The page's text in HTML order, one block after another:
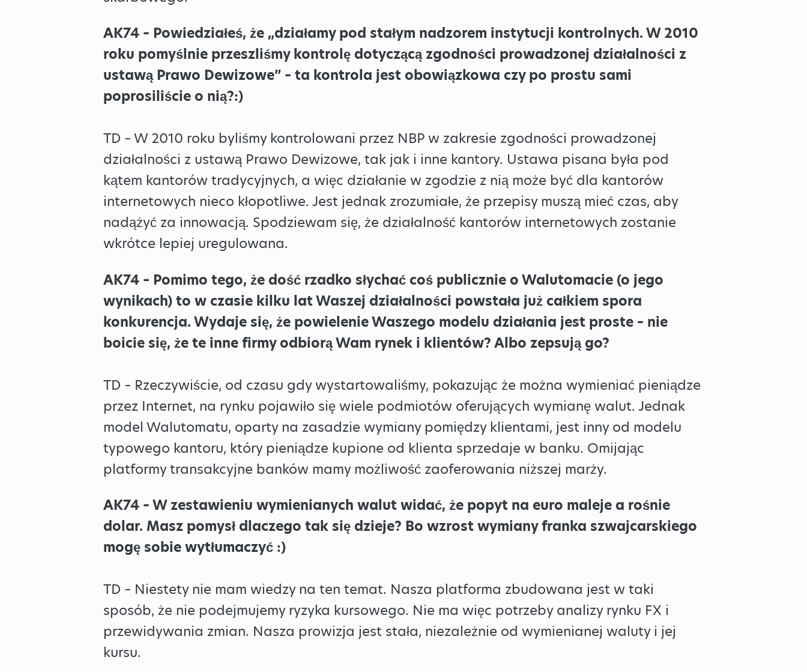
AK74 – Powiedziałeś, że „działamy pod stałym nadzorem instytucji kontrolnych. W 2010
roku pomyślnie przeszliśmy kontrolę dotyczącą zgodności prowadzonej działalności z
ustawą Prawo Dewizowe” – ta kontrola jest obowiązkowa czy po prostu sami
poprosiliście o nią?:)
TD – W 2010 roku byliśmy kontrolowani przez NBP w zakresie zgodności prowadzonej
działalności z ustawą Prawo Dewizowe, tak jak i inne kantory. Ustawa pisana była pod
kątem kantorów tradycyjnych, a więc działanie w zgodzie z nią może być dla kantorów
internetowych nieco kłopotliwe. Jest jednak zrozumiałe, że przepisy muszą mieć czas, aby
nadążyć za innowacją. Spodziewam się, że działalność kantorów internetowych zostanie
wkrótce lepiej uregulowana.
AK74 – Pomimo tego, że dość rzadko słychać coś publicznie o Walutomacie (o jego
wynikach) to w czasie kilku lat Waszej działalności powstała już całkiem spora
konkurencja. Wydaje się, że powielenie Waszego modelu działania jest proste – nie
boicie się, że te inne firmy odbiorą Wam rynek i klientów? Albo zepsują go?
TD – Rzeczywiście, od czasu gdy wystartowaliśmy, pokazując że można wymieniać pieniądze
przez Internet, na rynku pojawiło się wiele podmiotów oferujących wymianę walut. Jednak
model Walutomatu, oparty na zasadzie wymiany pomiędzy klientami, jest inny od modelu
typowego kantoru, który pieniądze kupione od klienta sprzedaje w banku. Omijając
platformy transakcyjne banków mamy możliwość zaoferowania niższej marży.
AK74 – W zestawieniu wymienianych walut widać, że popyt na euro maleje a rośnie
dolar. Masz pomysł dlaczego tak się dzieje? Bo wzrost wymiany franka szwajcarskiego
mogę sobie wytłumaczyć :)
TD – Niestety nie mam wiedzy na ten temat. Nasza platforma zbudowana jest w taki
sposób, że nie podejmujemy ryzyka kursowego. Nie ma więc potrzeby analizy rynku FX i
przewidywania zmian. Nasza prowizja jest stała, niezależnie od wymienianej waluty i jej
kursu.